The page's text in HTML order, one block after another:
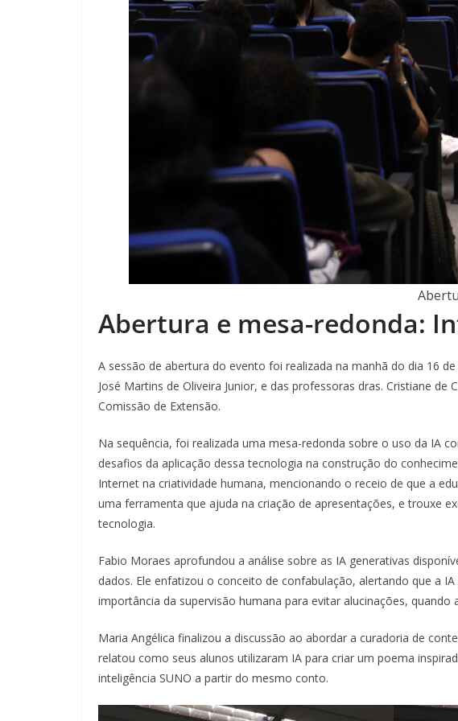
Abertura e mesa-redonda:
A sessão de abertura do evento foi realizada na manhã do dia 16
José Martins de Oliveira Junior, e das professoras dras. Cristiane
Comissão de Extensão.
Na sequência, foi realizada uma mesa-redonda sobre o uso da IA
desafios da aplicação dessa tecnologia na construção do
Internet na criatividade humana, mencionando o receio de que a
uma ferramenta que ajuda na criação de apresentações, e trouxe
tecnologia.
Fabio Moraes aprofundou a análise sobre as IA generativas
dados. Ele enfatizou o conceito de confabulação, alertando que a
importância da supervisão humana para evitar alucinações, quando
Maria Angélica finalizou a discussão ao abordar a curadoria de
relatou como seus alunos utilizaram IA para criar um poema
inteligência SUNO a partir do mesmo conto.